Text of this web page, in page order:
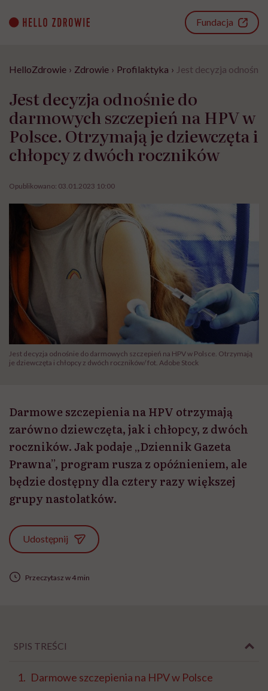
content
Fundacja
HelloZdrowie › Zdrowie › Profilaktyka › Jest decyzja
Jest decyzja odnośnie do
darmowych szczepień na HPV w
Polsce. Otrzymają je dziewczęta i
chłopcy z dwóch roczników
Opublikowano: 03.01.2023 10:00
Jest decyzja odnośnie do darmowych szczepień na HPV w Polsce. Otrzymają
je dziewczęta i chłopcy z dwóch roczników/ fot. Adobe Stock
Darmowe szczepienia na HPV otrzymają
zarówno dziewczęta, jak i chłopcy, z dwóch
roczników. Jak podaje „Dziennik Gazeta
Prawna”, program rusza z opóźnieniem, ale
będzie dostępny dla cztery razy większej
grupy nastolatków.
Udostępnij
Przeczytasz w 4 min
SPIS TREŚCI
Darmowe szczepienia na HPV w Polsce